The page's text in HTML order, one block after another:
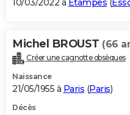
10/03/2022 à Étampes (
Michel BROUST (66
Créer une cagnotte obsèques
Naissance
21/05/1955 à Paris (Paris)
Décès